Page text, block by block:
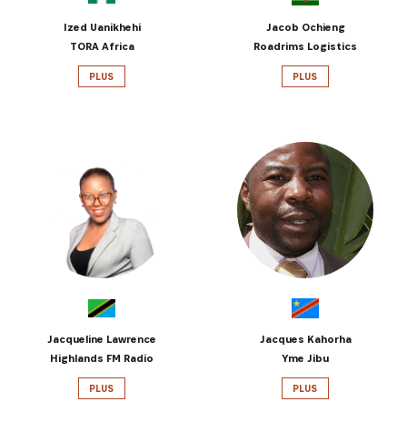
Ized Uanikhehi
TORA Africa
PLUS
Jacob Ochieng
Roadrims Logistics
PLUS
Jacqueline Lawrence
Highlands FM Radio
PLUS
Jacques Kahorha
Yme Jibu
PLUS